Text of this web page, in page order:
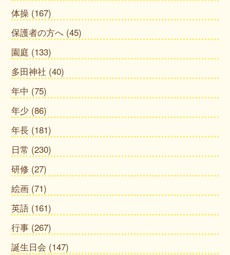
体操 (167)
保護者の方へ (45)
園庭 (133)
多田神社 (40)
年中 (75)
年少 (86)
年長 (181)
日常 (230)
研修 (27)
絵画 (71)
英語 (161)
行事 (267)
誕生日会 (147)